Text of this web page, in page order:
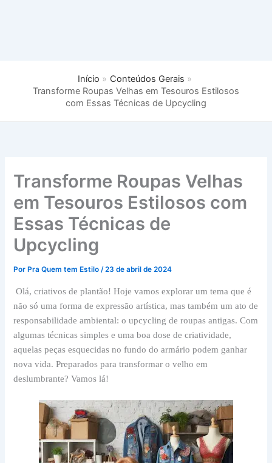
Início
Conteúdos Gerais
Transforme Roupas Velhas em Tesouros Estilosos
com Essas Técnicas de Upcycling
Transforme Roupas Velhas
em Tesouros Estilosos com
Essas Técnicas de
Upcycling
Por Pra Quem tem Estilo/23 de abril de 2024
Olá, criativos de plantão! Hoje vamos explorar um tema que é
não só uma forma de expressão artística, mas também um ato de
responsabilidade ambiental: o upcycling de roupas antigas. Com
algumas técnicas simples e uma boa dose de criatividade,
aquelas peças esquecidas no fundo do armário podem ganhar
nova vida. Preparados para transformar o velho em
deslumbrante? Vamos lá!